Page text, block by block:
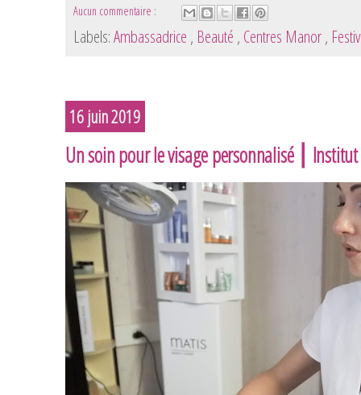
Aucun commentaire :
Labels:Ambassadrice , Beauté , Centres Manor,
16 juin 2019
Un soin pour le visage personnalisé ⎮ Institut